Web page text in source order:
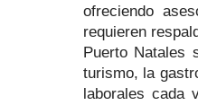
ofreciendo
requieren
Puerto Natales
turismo, la
laborales cada